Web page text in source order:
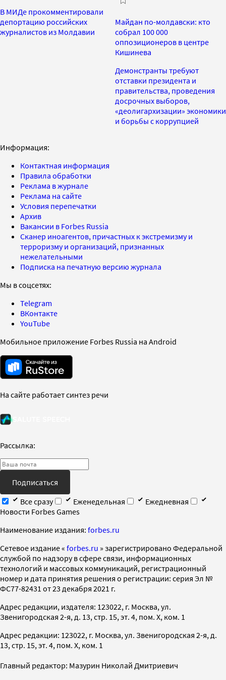
В МИДе прокомментировали
депортацию российских
журналистов из Молдавии
Майдан по-молдавски: кто
собрал 100 000
оппозиционеров в центре
Кишинева
Демонстранты требуют
отставки президента и
правительства, проведения
досрочных выборов,
«деолигархизации» экономики
и борьбы с коррупцией
Информация:
Контактная информация
Правила обработки
Реклама в журнале
Реклама на сайте
Условия перепечатки
Архив
Вакансии в Forbes Russia
Сканер иноагентов, причастных к экстремизму и
терроризму и организаций, признанных
нежелательными
Подписка на печатную версию журнала
Мы в соцсетях:
Telegram
ВКонтакте
YouTube
Мобильное приложение Forbes Russia на Android
На сайте работает синтез речи
Рассылка:
Подписаться
Все сразу
Еженедельная
Ежедневная
Новости Forbes Games
Наименование издания: forbes.ru
Cетевое издание « forbes.ru » зарегистрировано Федеральной
службой по надзору в сфере связи, информационных
технологий и массовых коммуникаций, регистрационный
номер и дата принятия решения о регистрации: серия Эл №
ФС77-82431 от 23 декабря 2021 г.
Адрес редакции, издателя: 123022, г. Москва, ул.
Звенигородская 2-я, д. 13, стр. 15, эт. 4, пом. X, ком. 1
Адрес редакции: 123022, г. Москва, ул. Звенигородская 2-я, д.
13, стр. 15, эт. 4, пом. X, ком. 1
Главный редактор: Мазурин Николай Дмитриевич